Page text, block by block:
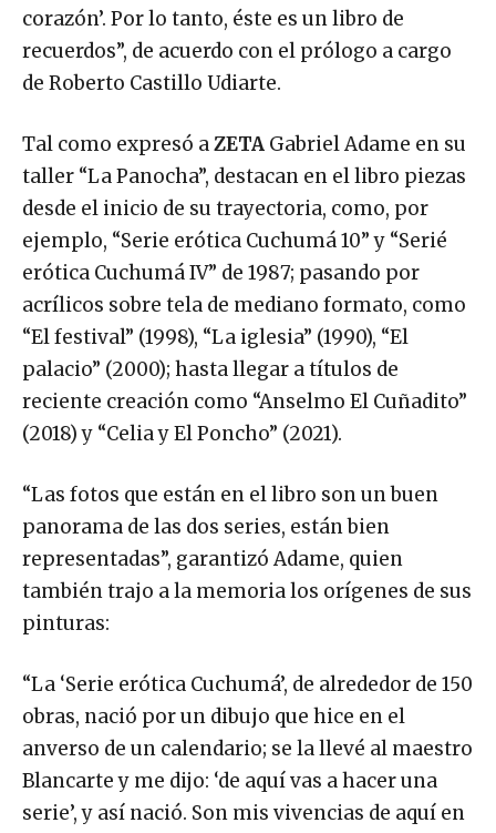
corazón’. Por lo tanto, éste es un libro de
recuerdos”, de acuerdo con el prólogo a cargo
de Roberto Castillo Udiarte.
Tal como expresó aZETA Gabriel Adame en su
taller “La Panocha”, destacan en el libro piezas
desde el inicio de su trayectoria, como, por
ejemplo, “Serie erótica Cuchumá 10” y “Serié
erótica Cuchumá IV” de 1987; pasando por
acrílicos sobre tela de mediano formato, como
“El festival” (1998), “La iglesia” (1990), “El
palacio” (2000); hasta llegar a títulos de
reciente creación como “Anselmo El Cuñadito”
(2018) y “Celia y El Poncho” (2021).
“Las fotos que están en el libro son un buen
panorama de las dos series, están bien
representadas”, garantizó Adame, quien
también trajo a la memoria los orígenes de sus
pinturas:
“La ‘Serie erótica Cuchumá’, de alrededor de 150
obras, nació por un dibujo que hice en el
anverso de un calendario; se la llevé al maestro
Blancarte y me dijo: ‘de aquí vas a hacer una
serie’, y así nació. Son mis vivencias de aquí en